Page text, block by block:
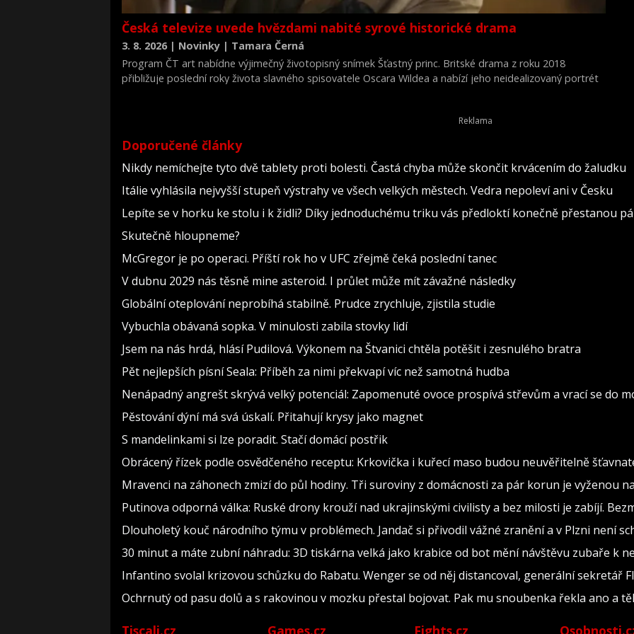
Česká televize uvede hvězdami nabité syrové historické drama
3. 8. 2026 | Novinky | Tamara Černá
Program ČT art nabídne výjimečný životopisný snímek Šťastný princ. Britské drama z roku 2018
přibližuje poslední roky života slavného spisovatele Oscara Wildea a nabízí jeho neidealizovaný portrét
Doporučené články
Nikdy nemíchejte tyto dvě tablety proti bolesti. Častá chyba může skončit krvácením do žaludku
Itálie vyhlásila nejvyšší stupeň výstrahy ve všech velkých městech. Vedra nepoleví ani v Česku
Lepíte se v horku ke stolu i k židli? Díky jednoduchému triku vás předloktí konečně přestanou
Skutečně hloupneme?
McGregor je po operaci. Příští rok ho v UFC zřejmě čeká poslední tanec
V dubnu 2029 nás těsně mine asteroid. I průlet může mít závažné následky
Globální oteplování neprobíhá stabilně. Prudce zrychluje, zjistila studie
Vybuchla obávaná sopka. V minulosti zabila stovky lidí
Jsem na nás hrdá, hlásí Pudilová. Výkonem na Štvanici chtěla potěšit i zesnulého bratra
Pět nejlepších písní Seala: Příběh za nimi překvapí víc než samotná hudba
Nenápadný angrešt skrývá velký potenciál: Zapomenuté ovoce prospívá střevům a vrací se do
Pěstování dýní má svá úskalí. Přitahují krysy jako magnet
S mandelinkami si lze poradit. Stačí domácí postřik
Obrácený řízek podle osvědčeného receptu: Krkovička i kuřecí maso budou neuvěřitelně
Mravenci na záhonech zmizí do půl hodiny. Tři suroviny z domácnosti za pár korun je vyženou
Putinova odporná válka: Ruské drony krouží nad ukrajinskými civilisty a bez milosti je zabíjí.
Dlouholetý kouč národního týmu v problémech. Jandač si přivodil vážné zranění a v Plzni není
30 minut a máte zubní náhradu: 3D tiskárna velká jako krabice od bot mění návštěvu zubaře k
Infantino svolal krizovou schůzku do Rabatu. Wenger se od něj distancoval, generální sekretář
Ochrnutý od pasu dolů a s rakovinou v mozku přestal bojovat. Pak mu snoubenka řekla ano a
Tiscali.cz Games.cz Fights.cz